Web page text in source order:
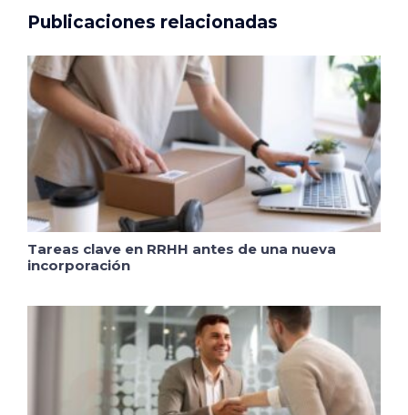
Publicaciones relacionadas
Tareas clave en RRHH antes de una nueva
incorporación